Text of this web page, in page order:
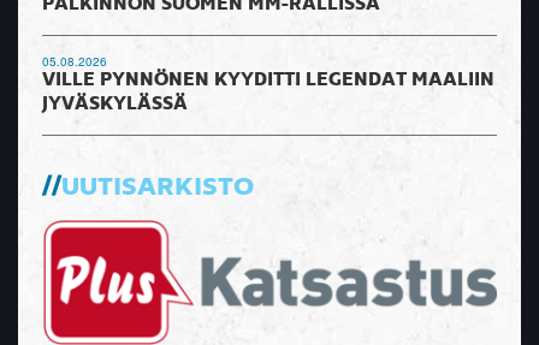
PALKINNON SUOMEN MM-RALLISSA
05.08.2026
VILLE PYNNÖNEN KYYDITTI LEGENDAT MAALIIN
JYVÄSKYLÄSSÄ
UUTISARKISTO